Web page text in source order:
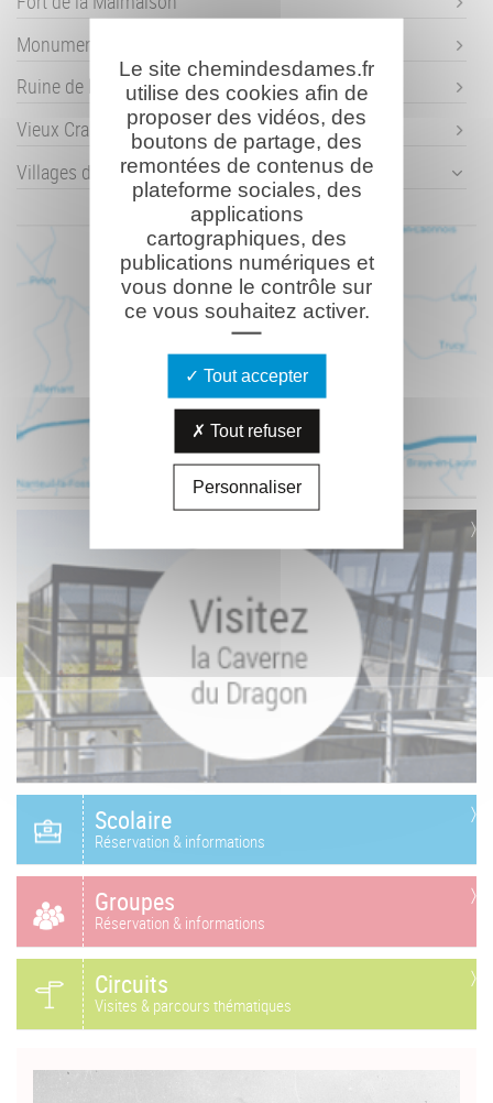
Monument (détruit) d'Hurtebise
Ruine de l'abbaye de Vauclair
Vieux Craonne
Villages détruits
Scolaire
Réservation & informations
Groupes
Réservation & informations
Circuits
Visites & parcours thématiques
Le site chemindesdames.fr
utilise des cookies afin de
proposer des vidéos, des
boutons de partage, des
remontées de contenus de
plateforme sociales, des
applications
cartographiques, des
publications numériques et
vous donne le contrôle sur
ce vous souhaitez activer.
Tout accepter
Tout refuser
Personnaliser